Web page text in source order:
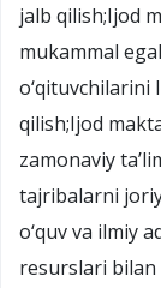
jalb qilish;Ijod
mukammal
o‘qituvchilarini
qilish;Ijod
zamonaviy
tajribalarni
o‘quv va ilmiy
resurslari bilan